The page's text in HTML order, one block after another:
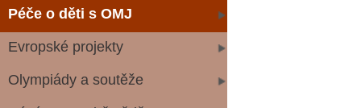
Péče o děti s OMJ
Evropské projekty
Olympiády a soutěže